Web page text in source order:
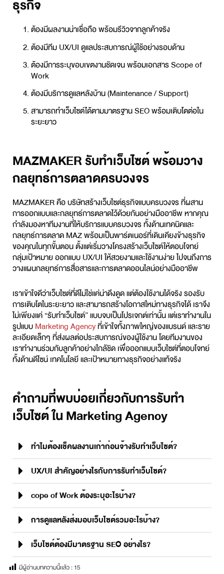
ธุรกิจ
ต้องมีผลงานน่าเชื่อถือ พร้อมรีวิวจากลูกค้าจริง
ต้องมีทีม UX/UI ดูแลประสบการณ์ผู้ใช้อย่างรอบด้าน
ต้องมีการระบุขอบเขตงานชัดเจน พร้อมเอกสาร Scope of
Work
ต้องมีบริการดูแลหลังบ้าน (Maintenance / Support)
สามารถทำเว็บไซต์ได้ตามมาตรฐาน SEO พร้อมเติบโตต่อใน
ระยะยาว
MAZMAKER รับทำเว็บไซต์ พร้อมวาง
กลยุทธ์การตลาดครบวงจร
MAZMAKER คือ บริษัทสร้างเว็บไซต์ธุรกิจแบบครบวงจร ที่ผสาน
การออกแบบและกลยุทธ์การตลาดไว้ด้วยกันอย่างมืออาชีพ หากคุณ
กำลังมองหาทีมงานที่ให้บริการแบบครบวงจร ทั้งด้านเทคนิคและ
กลยุทธ์การตลาด MAZ พร้อมเป็นพาร์ตเนอร์ที่เดินเคียงข้างธุรกิจ
ของคุณในทุกขั้นตอน ตั้งแต่เริ่มวางโครงสร้างเว็บไซต์ให้ตอบโจทย์
กลุ่มเป้าหมาย ออกแบบ UX/UI ให้สวยงามและใช้งานง่าย ไปจนถึงการ
วางแผนกลยุทธ์การสื่อสารและการตลาดออนไลน์อย่างมืออาชีพ
เราเข้าใจดีว่าเว็บไซต์ที่ดีไม่ใช่แค่น่าดึงดูด แต่ต้องใช้งานได้จริง รองรับ
การเติบโตในระยะยาว และสามารถสร้างโอกาสใหม่ทางธุรกิจได้ เราจึง
ไม่เพียงแค่ “รับทำเว็บไซต์” แบบจบเป็นโปรเจกต์เท่านั้น แต่เราทำงานใน
รูปแบบMarketing Agencyที่เข้าใจทั้งภาพใหญ่ของแบรนด์ และราย
ละเอียดเล็กๆ ที่ส่งผลต่อประสบการณ์ของผู้ใช้งาน โดยทีมงานของ
เราทำงานร่วมกับลูกค้าอย่างใกล้ชิด เพื่อออกแบบเว็บไซต์ที่ตอบโจทย์
ทั้งด้านดีไซน์ เทคโนโลยี และเป้าหมายทางธุรกิจอย่างแท้จริง
คำถามที่พบบ่อยเกี่ยวกับการรับทำ
เว็บไซต์ ใน Marketing Agency
ทำไมต้องเช็คผลงานเก่าก่อนจ้างรับทำเว็บไซต์?
UX/UI สำคัญอย่างไรกับการรับทำเว็บไซต์?
cope of Work ต้องระบุอะไรบ้าง?
การดูแลหลังส่งมอบเว็บไซต์รวมอะไรบ้าง?
เว็บไซต์ต้องมีมาตรฐาน SEO อย่างไร?
มีผู้อ่านบทความนี้เเล้ว :15